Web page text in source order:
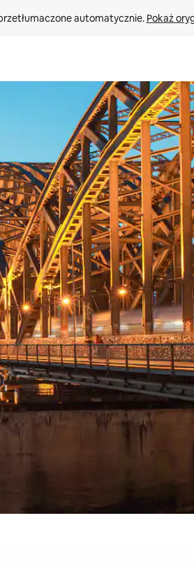
automatycznie. Pokaż
strzałek w górę i w dół lub